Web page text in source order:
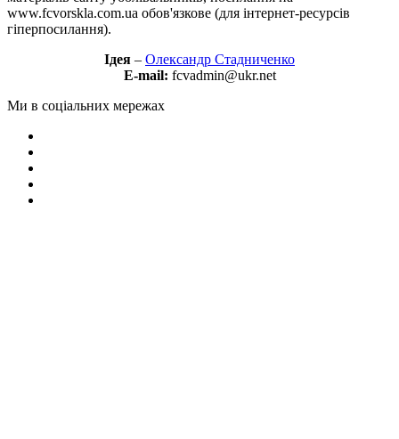
www.fcvorskla.com.ua обов'язкове (для інтернет-ресурсів
гіперпосилання).
Ідея – Олександр Стадниченко
E-mail: fcvadmin@ukr.net
Ми в соціальних мережах